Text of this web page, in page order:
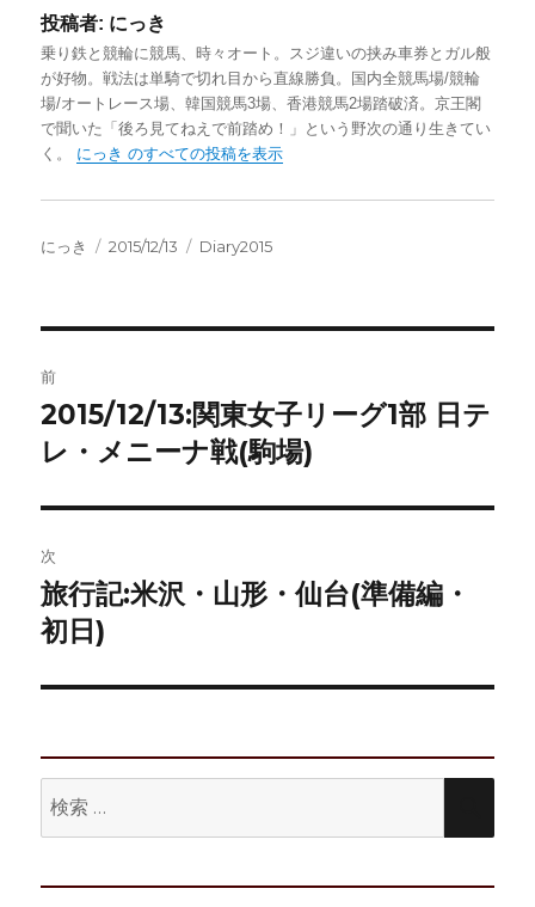
投稿者: にっき
乗り鉄と競輪に競馬、時々オート。スジ違いの挟み車券とガル般
が好物。戦法は単騎で切れ目から直線勝負。国内全競馬場/競輪
場/オートレース場、韓国競馬3場、香港競馬2場踏破済。京王閣
で聞いた「後ろ見てねえで前踏め！」という野次の通り生きてい
く。 にっき のすべての投稿を表示
投
にっき
投
2015/12/13
カ
Diary2015
稿
ナ
ビ
ゲ
ー
シ
ン
前
前
の
稿:
2015/12/13:関東女子リーグ1部 日テ
レ・メニーナ戦(駒場)
次
次
の
稿:
旅行記:米沢・山形・仙台(準備編・
初日)
索